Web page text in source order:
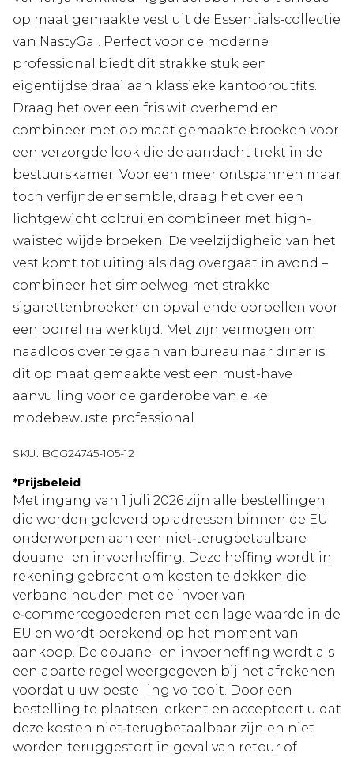
op maat gemaakte vest uit de Essentials-collectie
van NastyGal. Perfect voor de moderne
professional biedt dit strakke stuk een
eigentijdse draai aan klassieke kantooroutfits.
Draag het over een fris wit overhemd en
combineer met op maat gemaakte broeken voor
een verzorgde look die de aandacht trekt in de
bestuurskamer. Voor een meer ontspannen maar
toch verfijnde ensemble, draag het over een
lichtgewicht coltrui en combineer met high-
waisted wijde broeken. De veelzijdigheid van het
vest komt tot uiting als dag overgaat in avond –
combineer het simpelweg met strakke
sigarettenbroeken en opvallende oorbellen voor
een borrel na werktijd. Met zijn vermogen om
naadloos over te gaan van bureau naar diner is
dit op maat gemaakte vest een must-have
aanvulling voor de garderobe van elke
modebewuste professional.
SKU: BGG24745-105-12
*Prijsbeleid
Met ingang van 1 juli 2026 zijn alle bestellingen
die worden geleverd op adressen binnen de EU
onderworpen aan een niet‑terugbetaalbare
douane- en invoerheffing. Deze heffing wordt in
rekening gebracht om kosten te dekken die
verband houden met de invoer van
e‑commercegoederen met een lage waarde in de
EU en wordt berekend op het moment van
aankoop. De douane- en invoerheffing wordt als
een aparte regel weergegeven bij het afrekenen
voordat u uw bestelling voltooit. Door een
bestelling te plaatsen, erkent en accepteert u dat
deze kosten niet‑terugbetaalbaar zijn en niet
worden teruggestort in geval van retour of